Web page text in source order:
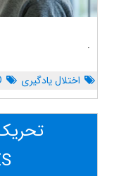
.
اختلال یادگیری